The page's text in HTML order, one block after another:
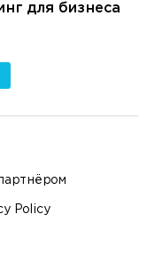
для бизнеса
Policy